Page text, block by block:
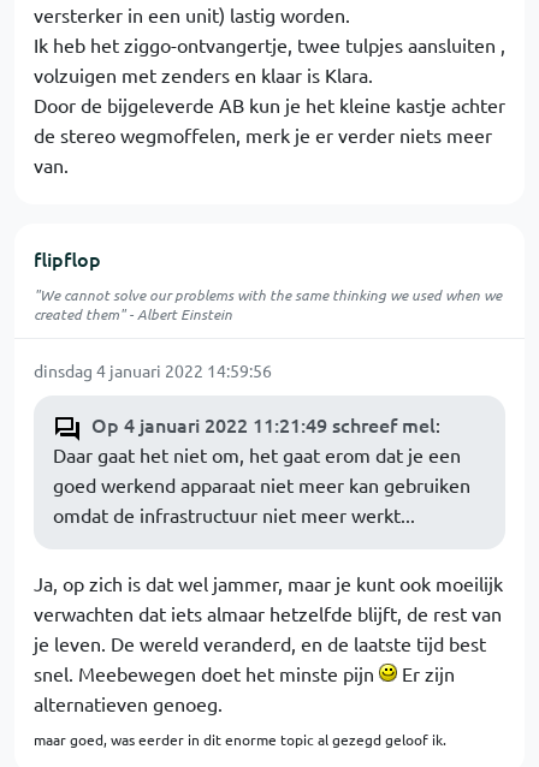
versterker in een unit) lastig worden.
Ik heb het ziggo-ontvangertje, twee tulpjes aansluiten ,
volzuigen met zenders en klaar is Klara.
Door de bijgeleverde AB kun je het kleine kastje achter
de stereo wegmoffelen, merk je er verder niets meer
van.
flipflop
"We cannot solve our problems with the same thinking we used when we
created them" - Albert Einstein
dinsdag 4 januari 2022 14:59:56
Op 4 januari 2022 11:21:49 schreef mel:
Daar gaat het niet om, het gaat erom dat je een
goed werkend apparaat niet meer kan gebruiken
omdat de infrastructuur niet meer werkt...
Ja, op zich is dat wel jammer, maar je kunt ook moeilijk
verwachten dat iets almaar hetzelfde blijft, de rest van
je leven. De wereld veranderd, en de laatste tijd best
snel. Meebewegen doet het minste pijn
Er zijn
alternatieven genoeg.
maar goed, was eerder in dit enorme topic al gezegd geloof ik.